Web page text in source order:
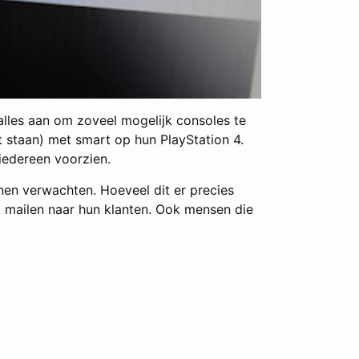
aan om zoveel mogelijk consoles te
met smart op hun PlayStation 4.
voorzien.
verwachten. Hoeveel dit er precies
naar hun klanten. Ook mensen die